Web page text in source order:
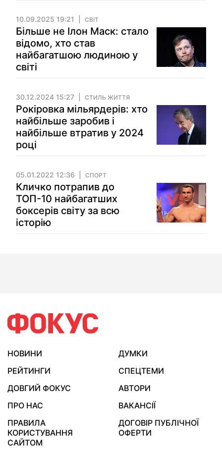
10.09.2025 19:21 СВІТ
Більше не Ілон Маск: стало
відомо, хто став
найбагатшою людиною у
світі
30.12.2024 15:27 СТИЛЬ ЖИТТЯ
Рокіровка мільярдерів: хто
найбільше заробив і
найбільше втратив у 2024
році
05.01.2022 12:36 СПОРТ
Кличко потрапив до
ТОП-10 найбагатших
боксерів світу за всю
історію
НОВИНИ
ДУМКИ
РЕЙТИНГИ
СПЕЦТЕМИ
ДОВГИЙ ФОКУС
АВТОРИ
ПРО НАС
ВАКАНСІЇ
ПРАВИЛА
КОРИСТУВАННЯ
САЙТОМ
ДОГОВІР ПУБЛІЧНОЇ
ОФЕРТИ